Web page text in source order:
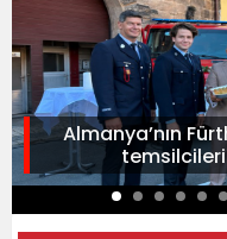
Almanya’nın